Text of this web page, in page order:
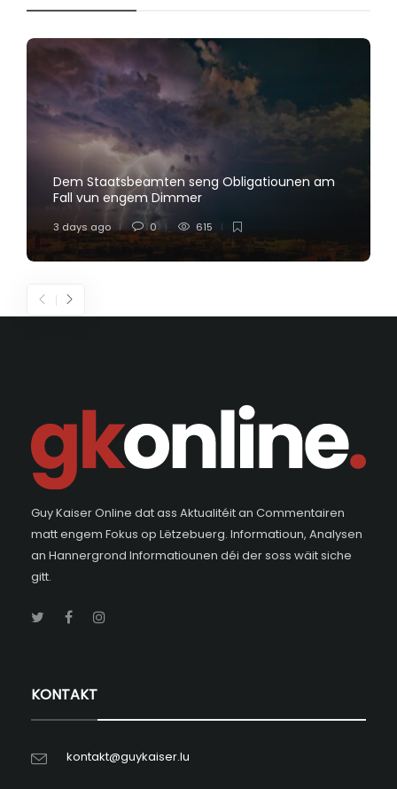
Dem Staatsbeamten seng Obligatiounen am
Fall vun engem Dimmer
3 days ago 0 615
Guy Kaiser Online dat ass Aktualitéit an Commentairen
matt engem Fokus op Lëtzebuerg. Informatioun, Analysen
an Hannergrond Informatiounen déi der soss wäit siche
gitt.
KONTAKT
kontakt@guykaiser.lu